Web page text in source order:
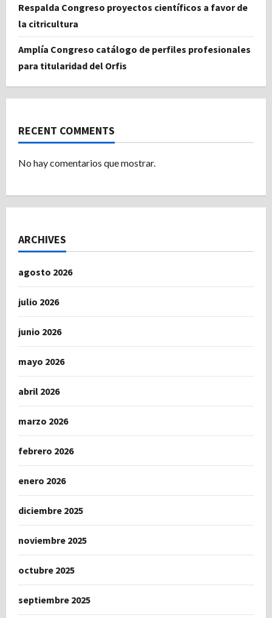
Respalda Congreso proyectos científicos a favor de
la citricultura
Amplía Congreso catálogo de perfiles profesionales
para titularidad del Orfis
RECENT COMMENTS
No hay comentarios que mostrar.
ARCHIVES
agosto 2026
julio 2026
junio 2026
mayo 2026
abril 2026
marzo 2026
febrero 2026
enero 2026
diciembre 2025
noviembre 2025
octubre 2025
septiembre 2025